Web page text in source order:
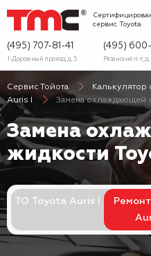
сервис Toyota
(495) 707-81-41
1-Дорожный проезд, д. 5
(495) 600-
Рязанский п-т, д.
Сервис Тойота
Калькулятор
Auris I
Замена охлаждающей
Замена
жидкости
ТО Toyota Auris I